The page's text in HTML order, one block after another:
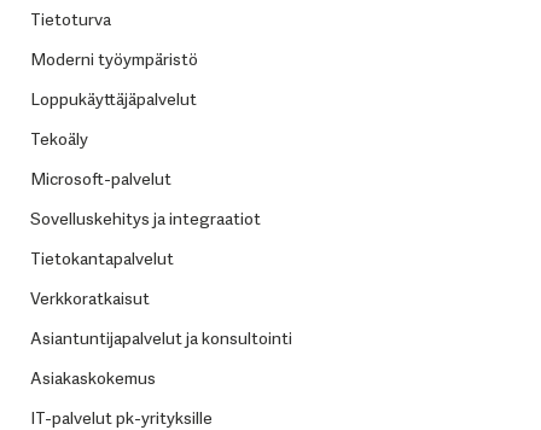
Tietoturva
Moderni työympäristö
Loppukäyttäjäpalvelut
Tekoäly
Microsoft-palvelut
Sovelluskehitys ja integraatiot
Tietokantapalvelut
Verkkoratkaisut
Asiantuntijapalvelut ja konsultointi
Asiakaskokemus
IT-palvelut pk-yrityksille